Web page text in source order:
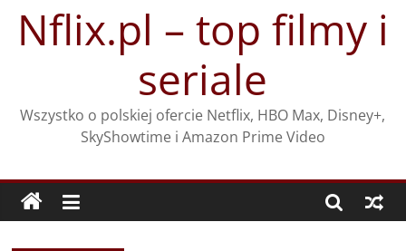
treściNflix.pl – top filmy i
seriale
Wszystko o polskiej ofercie Netflix, HBO Max, Disney+,
SkyShowtime i Amazon Prime Video